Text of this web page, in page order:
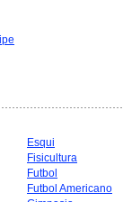
Esqui
Fisicultura
Futbol
Futbol Americano